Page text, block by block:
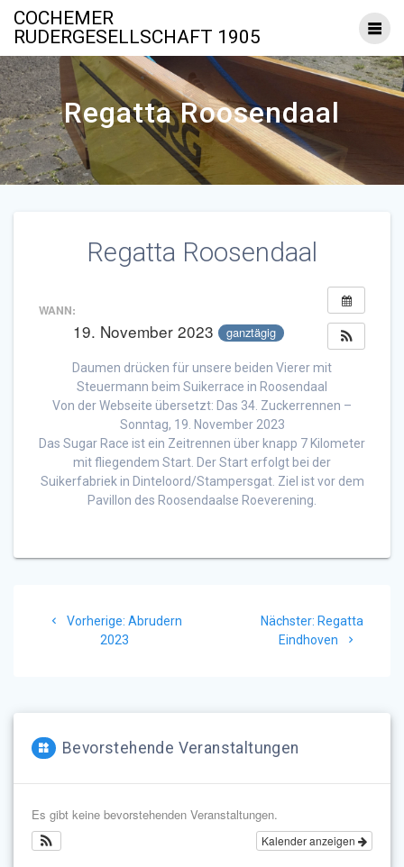
Inhalt
springen
COCHEMER
RUDERGESELLSCHAFT 1905
Regatta Roosendaal
Regatta Roosendaal
WANN:
19. November 2023 ganztägig
Daumen drücken für unsere beiden Vierer mit
Steuermann beim Suikerrace in Roosendaal
Von der Webseite übersetzt: Das 34. Zuckerrennen –
Sonntag, 19. November 2023
Das Sugar Race ist ein Zeitrennen über knapp 7 Kilometer
mit fliegendem Start. Der Start erfolgt bei der
Suikerfabriek in Dinteloord/Stampersgat. Ziel ist vor dem
Pavillon des Roosendaalse Roeverening.
Vorherige: Vorheriger
Beitrag:
Abrudern
2023
Nächster: Nächster
Beitrag:
Regatta
Eindhoven
Bevorstehende Veranstaltungen
Es gibt keine bevorstehenden Veranstaltungen.
Kalender anzeigen